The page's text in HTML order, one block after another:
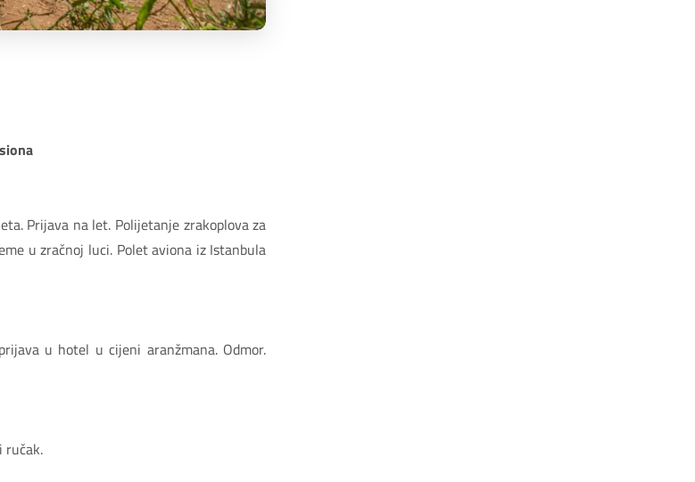
Prijava na let. Polijetanje zrakoplova za
u zračnoj luci. Polet aviona iz Istanbula
u hotel u cijeni aranžmana. Odmor.
ručak.